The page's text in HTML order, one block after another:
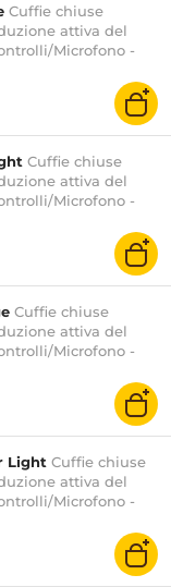
Cuffie chiuse
attiva del
Microfono -
Ricarica rapida
Cuffie chiuse
attiva del
Microfono -
Ricarica rapida
Cuffie chiuse
attiva del
Microfono -
Ricarica rapida
Light Cuffie chiuse
attiva del
Microfono -
Ricarica rapida